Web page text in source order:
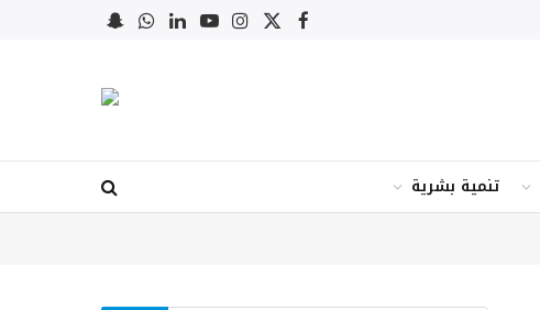
فيسبوك
X الانستغرام
يوتيوبلينكدإنواتسابSnapchat
تنمية بشرية